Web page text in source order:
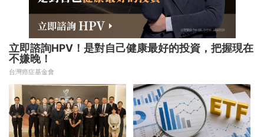
立即諮詢HPV！是對自己健康最好的投資，把握現在
不嫌晚！
台灣癌症基金會